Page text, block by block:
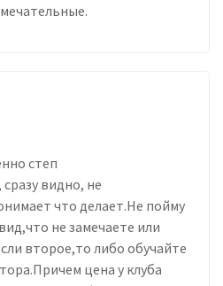
степ
видно, не
что делает.Не пойму
не замечаете или
второе,то либо обучайте
цена у клуба